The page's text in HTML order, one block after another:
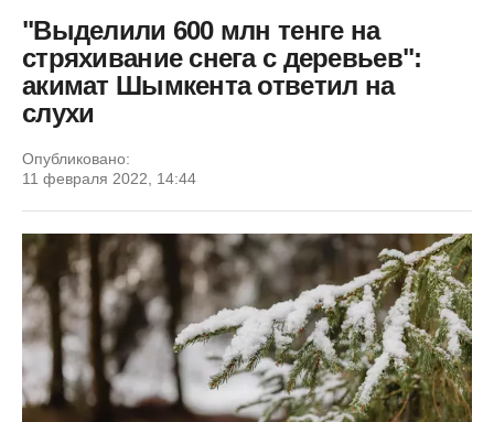
"Выделили 600 млн тенге на
стряхивание снега с деревьев":
акимат Шымкента ответил на
слухи
Опубликовано:
11 февраля 2022, 14:44